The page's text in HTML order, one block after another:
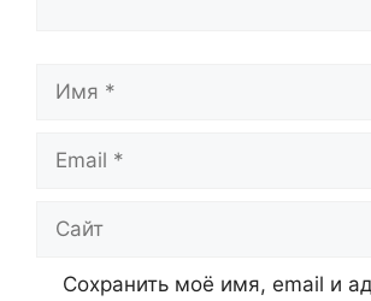
Имя
Email
Сайт
Сохранить моё имя, email и